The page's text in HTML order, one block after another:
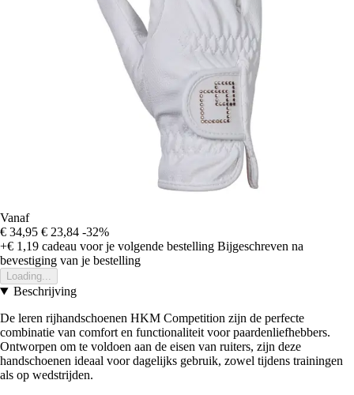
Vanaf
€ 34,95 € 23,84 -32%
+€ 1,19 cadeau voor je volgende bestelling Bijgeschreven na
bevestiging van je bestelling
Loading...
Beschrijving
De leren rijhandschoenen HKM Competition zijn de perfecte
combinatie van comfort en functionaliteit voor paardenliefhebbers.
Ontworpen om te voldoen aan de eisen van ruiters, zijn deze
handschoenen ideaal voor dagelijks gebruik, zowel tijdens trainingen
als op wedstrijden.